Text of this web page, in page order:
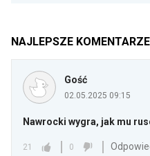
NAJLEPSZE KOMENTARZE
Gość
02.05.2025 09:15
Nawrocki wygra, jak mu
21 0